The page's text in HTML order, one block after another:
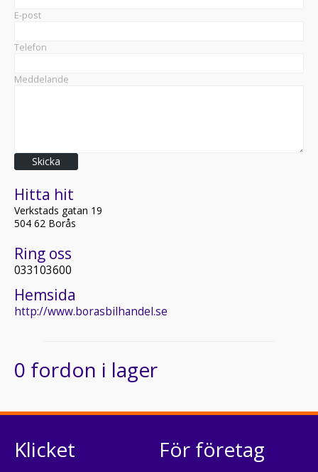
E-post
Telefon
Meddelande
Skicka
Hitta hit
Verkstads gatan 19
504 62 Borås
Ring oss
033103600
Hemsida
http://www.borasbilhandel.se
0 fordon i lager
Klicket För företag